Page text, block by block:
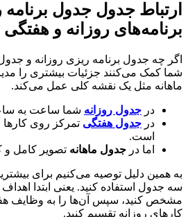
ارتباط جدول جدول برنامه
برنامه‌های روزانه و هفتگی
اگر چه جدول برنامه ریزی روزانه و
شما کمک می‌کنند جزئیات بیشتری را
ماهانه مثل یک نقشه کلی عمل می‌کند.
در جدول روزانه شما ساعت به
در جدول هفتگی تمرکز روی
است.
اما در جدول ماهانه تصویر کامل و
به همین دلیل توصیه می‌کنیم برای
سه جدول استفاده کنید. یعنی ابتدا
مشخص کنید، سپس آن‌ها را به وظایف
کارهای روزانه تقسیم کنید.